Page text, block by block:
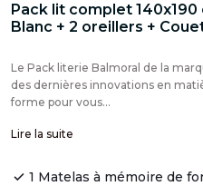
Pack lit complet
Blanc + 2 oreillers +
Le Pack literie Balmoral de la
des dernières innovations en
forme pour vous...
Lire la suite
1 Matelas à mémoire de